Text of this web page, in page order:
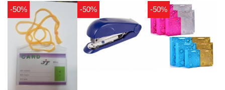
-50% -50% -50%